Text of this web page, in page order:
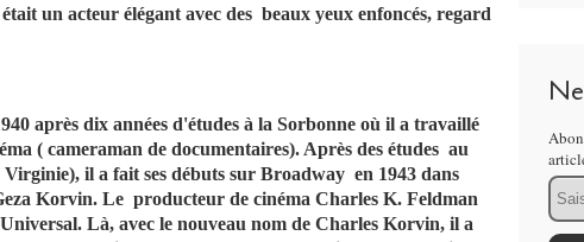
un acteur élégant avec des beaux yeux enfoncés, regard
après dix années d'études à la Sorbonne où il a travaillé
( cameraman de documentaires). Après des études au
il a fait ses débuts sur Broadway en 1943 dans
Korvin. Le producteur de cinéma Charles K. Feldman
Là, avec le nouveau nom de Charles Korvin, il a
Email